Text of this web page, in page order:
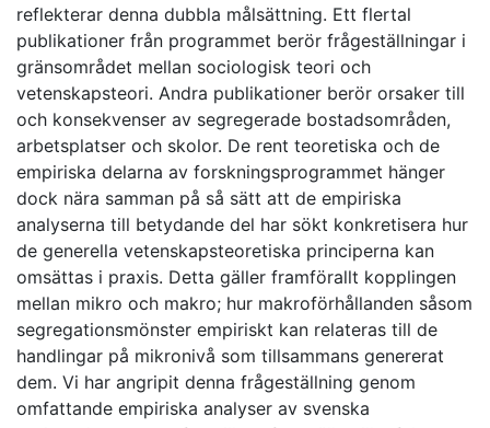
reflekterar denna dubbla målsättning. Ett flertal
publikationer från programmet berör frågeställningar i
gränsområdet mellan sociologisk teori och
vetenskapsteori. Andra publikationer berör orsaker till
och konsekvenser av segregerade bostadsområden,
arbetsplatser och skolor. De rent teoretiska och de
empiriska delarna av forskningsprogrammet hänger
dock nära samman på så sätt att de empiriska
analyserna till betydande del har sökt konkretisera hur
de generella vetenskapsteoretiska principerna kan
omsättas i praxis. Detta gäller framförallt kopplingen
mellan mikro och makro; hur makroförhållanden såsom
segregationsmönster empiriskt kan relateras till de
handlingar på mikronivå som tillsammans genererat
dem. Vi har angripit denna frågeställning genom
omfattande empiriska analyser av svenska